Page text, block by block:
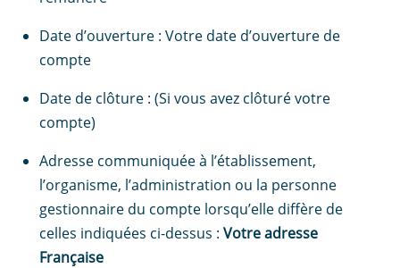
Date d’ouverture : Votre date d’ouverture de
compte
Date de clôture : (Si vous avez clôturé votre
compte)
Adresse communiquée à l’établissement,
l’organisme, l’administration ou la personne
gestionnaire du compte lorsqu’elle diffère de
celles indiquées ci-dessus : Votre adresse
Française